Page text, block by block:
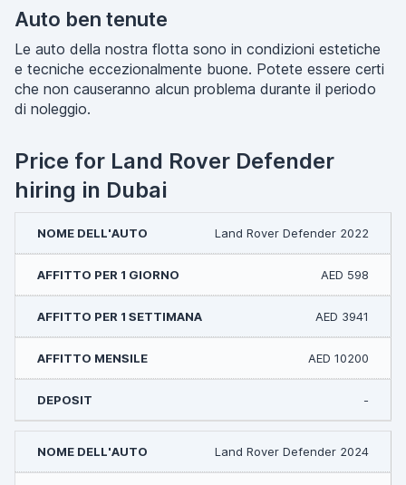
Auto ben tenute
Le auto della nostra flotta sono in condizioni estetiche
e tecniche eccezionalmente buone. Potete essere certi
che non causeranno alcun problema durante il periodo
di noleggio.
Price for Land Rover Defender
hiring in Dubai
Land Rover Defender 2022
AED 598
AED 3941
AED 10200
-
Land Rover Defender 2024